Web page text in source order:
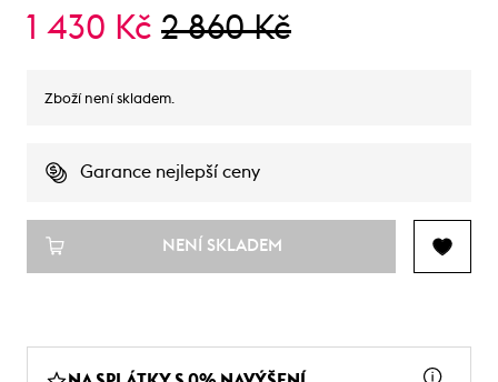
1 430 Kč 2 860 Kč
Zboží není skladem.
Garance nejlepší ceny
NENÍ SKLADEM